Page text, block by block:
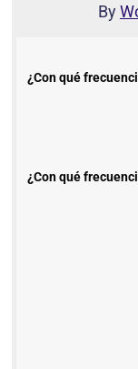
By
¿Con qué
¿Con qué